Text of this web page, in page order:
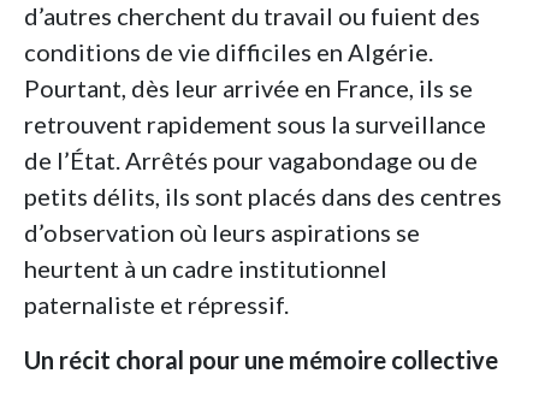
d’autres cherchent du travail ou fuient des
conditions de vie difficiles en Algérie.
Pourtant, dès leur arrivée en France, ils se
retrouvent rapidement sous la surveillance
de l’État. Arrêtés pour vagabondage ou de
petits délits, ils sont placés dans des centres
d’observation où leurs aspirations se
heurtent à un cadre institutionnel
paternaliste et répressif.
Un récit choral pour une mémoire collective